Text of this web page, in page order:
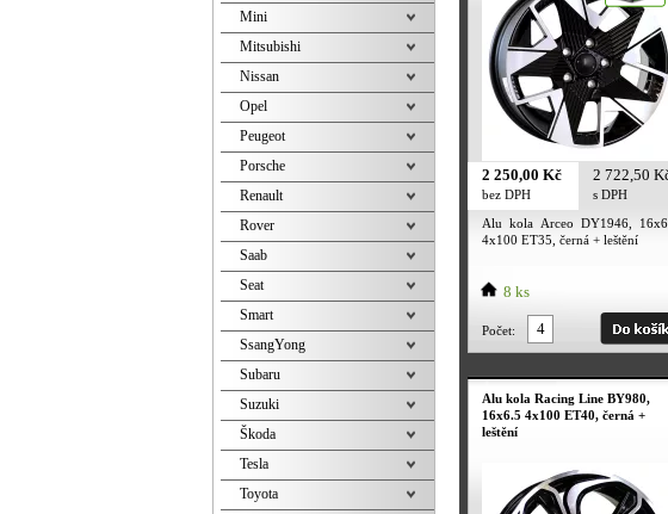
2 250,00 Kč
bez DPH
2 722,50
s DPH
Alu kola Arceo DY1946,
4x100 ET35, černá + leštění
8 ks
Počet:
Alu kola Racing Line BY980,
16x6.5 4x100 ET40, černá +
leštění
Mini
Mitsubishi
Nissan
Opel
Peugeot
Porsche
Renault
Rover
Saab
Seat
Smart
SsangYong
Subaru
Suzuki
Škoda
Tesla
Toyota